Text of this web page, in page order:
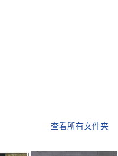
查看所有文件夹